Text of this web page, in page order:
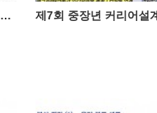
[생애설계 기획 칼럼 1] "몸은 튼튼한데 통장은 빈약?"... 중장년의 불안한 성적표